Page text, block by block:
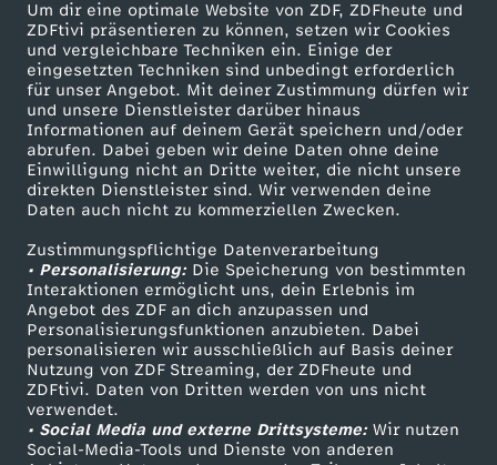
Um dir eine optimale Website von ZDF, ZDFheute und
ZDFtivi präsentieren zu können, setzen wir Cookies
und vergleichbare Techniken ein. Einige der
eingesetzten Techniken sind unbedingt erforderlich
für unser Angebot. Mit deiner Zustimmung dürfen wir
und unsere Dienstleister darüber hinaus
Informationen auf deinem Gerät speichern und/oder
abrufen. Dabei geben wir deine Daten ohne deine
Einwilligung nicht an Dritte weiter, die nicht unsere
direkten Dienstleister sind. Wir verwenden deine
Daten auch nicht zu kommerziellen Zwecken.
Zustimmungspflichtige Datenverarbeitung
• Personalisierung:Die Speicherung von bestimmten
Interaktionen ermöglicht uns, dein Erlebnis im
Angebot des ZDF an dich anzupassen und
Personalisierungsfunktionen anzubieten. Dabei
personalisieren wir ausschließlich auf Basis deiner
Nutzung von ZDF Streaming, der ZDFheute und
ZDFtivi. Daten von Dritten werden von uns nicht
verwendet.
• Social Media und externe Drittsysteme:Wir nutzen
Social-Media-Tools und Dienste von anderen
m
b
i
:
Z
w
e
i
Mehr ZDF
ZDF-Apps
Smart TV
ZDFtext
Livestreams
Sendungen A-Z
TV-Programm
Service
ZDFmitreden
Kontakt zum ZDF
Tickets
Zuschauerservice
Hilfe
ZDF Unternehmen